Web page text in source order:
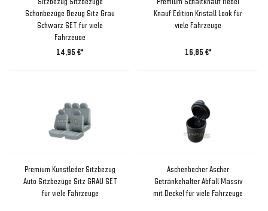
Schonbezüge Bezug Sitz Grau
Schwarz SET für viele
Fahrzeuge
14,95 €*
Knauf Edition Kristall Look für
viele Fahrzeuge
16,85 €*
Premium Kunstleder Sitzbezug
Auto Sitzbezüge Sitz GRAU SET
für viele Fahrzeuge
Aschenbecher Ascher
Getränkehalter Abfall Massiv
mit Deckel für viele Fahrzeuge